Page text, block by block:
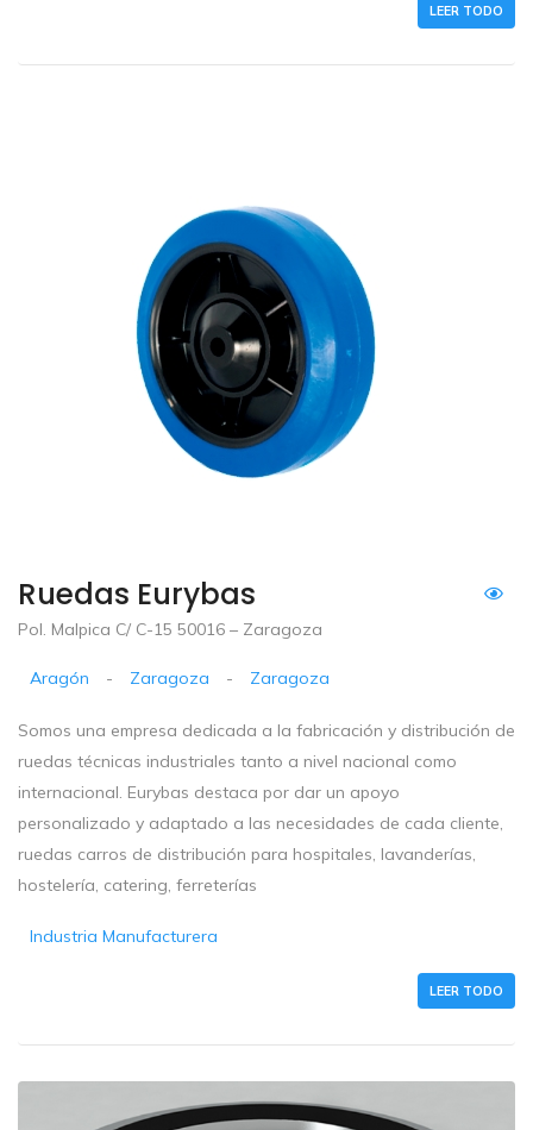
LEER TODO
Ruedas Eurybas
Pol. Malpica C/ C-15 50016 – Zaragoza
Aragón - Zaragoza - Zaragoza
Somos una empresa dedicada a la fabricación y distribución de
ruedas técnicas industriales tanto a nivel nacional como
internacional. Eurybas destaca por dar un apoyo
personalizado y adaptado a las necesidades de cada cliente,
ruedas carros de distribución para hospitales, lavanderías,
hostelería, catering, ferreterías
Industria Manufacturera
LEER TODO